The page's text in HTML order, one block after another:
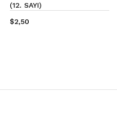
(12. SAYI)
$2,50